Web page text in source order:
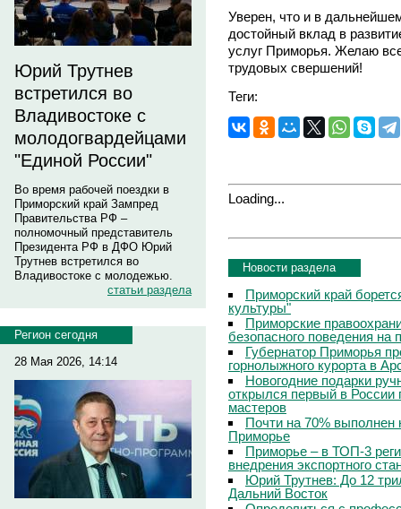
Юрий Трутнев
встретился во
Владивостоке с
молодогвардейцами
"Единой России"
Во время рабочей поездки в
Приморский край Зампред
Правительства РФ –
полномочный представитель
Президента РФ в ДФО Юрий
Трутнев встретился во
Владивостоке с молодежью.
статьи раздела
Регион сегодня
28 Мая 2026, 14:14
Уверен, что и в
достойный вклад в
услуг Приморья. Желаю
трудовых свершений!
Теги:
Loading...
Новости раздела
Приморский край
культуры"
Приморские
безопасного поведения
Губернатор Приморья
горнолыжного курорта в
Новогодние подарки
открылся первый в России
мастеров
Почти на 70%
Приморье
Приморье – в ТОП-3
внедрения экспортного
Юрий Трутнев: До 12
Дальний Восток